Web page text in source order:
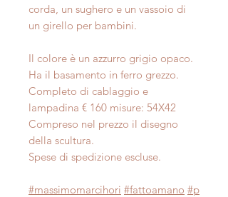
corda, un sughero e un vassoio di
un girello per bambini.
Il colore è un azzurro grigio opaco.
Ha il basamento in ferro grezzo.
Completo di cablaggio e
lampadina € 160 misure: 54X42
Compreso nel prezzo il disegno
della scultura.
Spese di spedizione escluse.
#massimomarcihori #fattoamano #p